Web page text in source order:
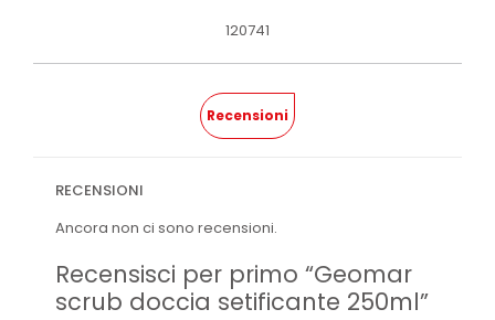
120741
Recensioni
RECENSIONI
Ancora non ci sono recensioni.
Recensisci per primo “Geomar
scrub doccia setificante 250ml”